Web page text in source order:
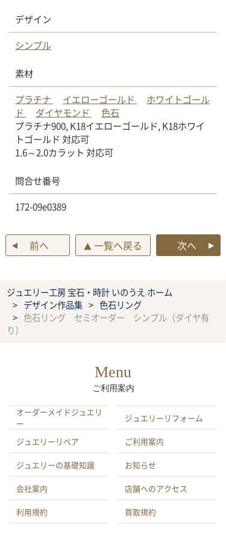
デザイン
シンプル
素材
プラチナ
イエローゴールド
ホワイトゴール
ド
ダイヤモンド
色石
プラチナ900, K18イエローゴールド, K18ホワイ
トゴールド 対応可
1.6～2.0カラット 対応可
問合せ番号
172-09e0389
前へ ▲ 一覧へ戻る 次へ
ジュエリー工房 宝石・時計 いのうえ ホーム
デザイン作品集
色石リング
色石リング セミオーダー シンプル（ダイヤ有
り）
Menu
ご利用案内
オーダーメイドジュエリ
ー
ジュエリーリフォーム
ジュエリーリペア ご利用案内
ジュエリーの基礎知識 お知らせ
会社案内 店舗へのアクセス
利用規約 買取規約